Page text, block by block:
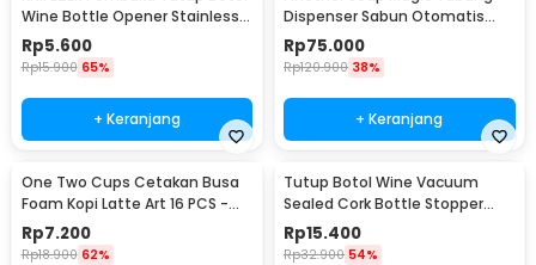
Wine Bottle Opener Stainless
Steel - WS01
Rp5.600
Rp15.900 65%
+ Keranjang
Dispenser Sabun Otomatis
400ml - AD-03
Rp75.000
Rp120.900 38%
+ Keranjang
One Two Cups Cetakan Busa
Foam Kopi Latte Art 16 PCS -
JJYE01
Rp7.200
Rp18.900 62%
Tutup Botol Wine Vacuum
Sealed Cork Bottle Stopper
Stainless Steel - G94529
Rp15.400
Rp32.900 54%